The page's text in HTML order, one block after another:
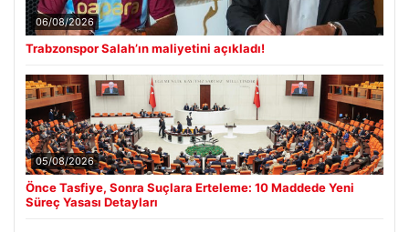
06/08/2026
Trabzonspor Salah’ın maliyetini açıkladı!
05/08/2026
Önce Tasfiye, Sonra Suçlara Erteleme: 10 Maddede Yeni
Süreç Yasası Detayları